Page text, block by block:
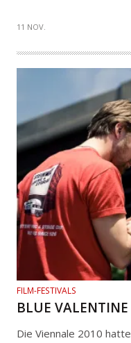
11 NOV.
FILM-FESTIVALS
BLUE VALENTINE
Die Viennale 2010